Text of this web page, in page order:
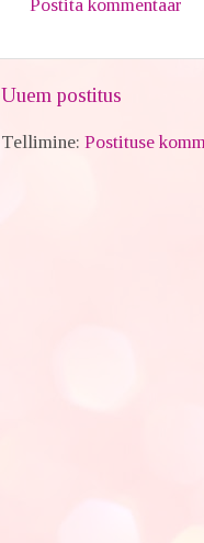
Postita kommentaar
Uuem postitus
Tellimine:Postituse